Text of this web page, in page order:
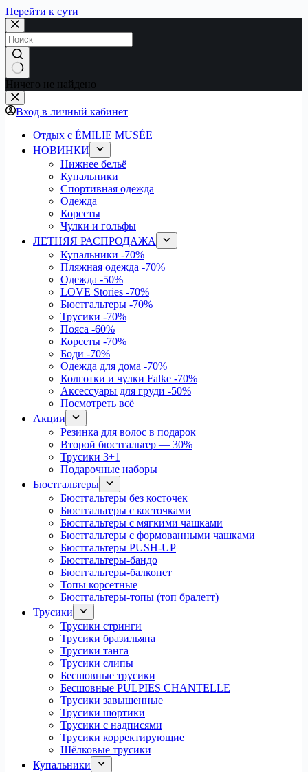
Перейти к сути
Ничего не найдено
Вход в личный кабинет
Отдых с ÉMILIE MUSÉE
НОВИНКИ
Нижнее бельё
Купальники
Спортивная одежда
Одежда
Корсеты
Чулки и гольфы
ЛЕТНЯЯ РАСПРОДАЖА
Купальники -70%
Пляжная одежда -70%
Одежда -50%
LOVE Stories -70%
Бюстгальтеры -70%
Трусики -70%
Пояса -60%
Корсеты -70%
Боди -70%
Одежда для дома -70%
Колготки и чулки Falke -70%
Аксессуары для груди -50%
Посмотреть всё
Акции
Резинка для волос в подарок
Второй бюстгальтер — 30%
Трусики 3+1
Подарочные наборы
Бюстгальтеры
Бюстгальтеры без косточек
Бюстгальтеры с косточками
Бюстгальтеры с мягкими чашками
Бюстгальтеры с формованными чашками
Бюстгальтеры PUSH-UP
Бюстгальтеры-бандо
Бюстгальтеры-балконет
Топы корсетные
Бюстгальтеры-топы (топ бралетт)
Трусики
Трусики стринги
Трусики бразильяна
Трусики танга
Трусики слипы
Бесшовные трусики
Бесшовные PULPIES CHANTELLE
Трусики завышенные
Трусики шортики
Трусики с надписями
Трусики корректирующие
Шёлковые трусики
Купальники